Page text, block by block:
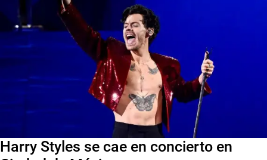
Harry Styles se cae en concierto en